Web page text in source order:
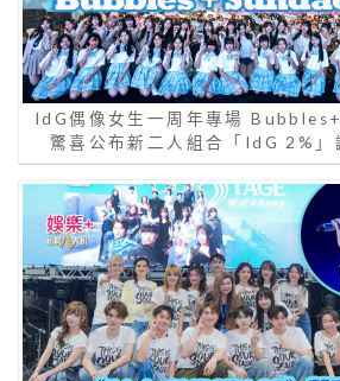
IdG偶像女生一周年專場
驚喜公布新二人組合「IdG 2%」